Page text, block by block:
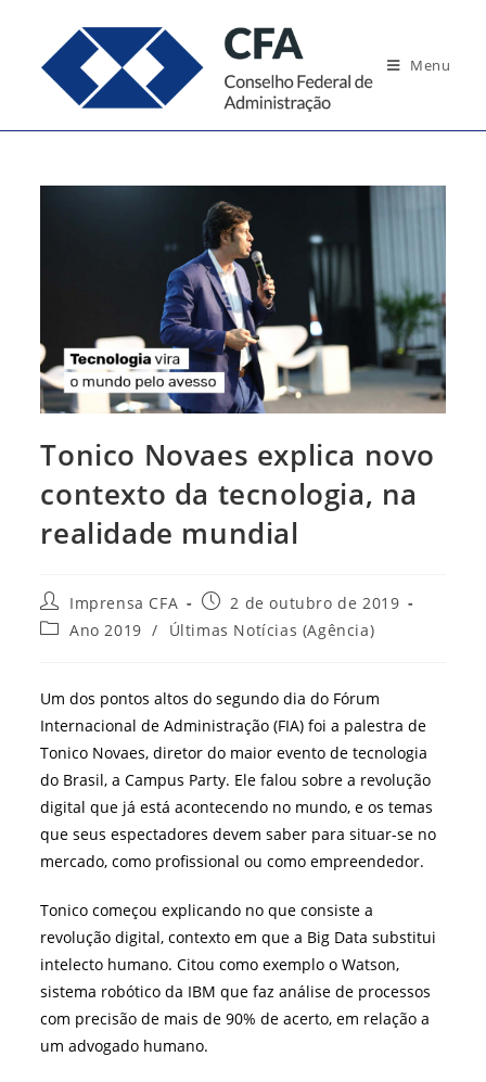
conteúdo
Menu
Tonico Novaes explica novo
contexto da tecnologia, na
realidade mundial
Autor
do
post:
Imprensa CFA
Post
publicado:
2 de outubro de 2019
Categoria
Ano 2019 / Últimas Notícias (Agência)
Um dos pontos altos do segundo dia do Fórum
Internacional de Administração (FIA) foi a palestra de
Tonico Novaes, diretor do maior evento de tecnologia
do Brasil, a Campus Party. Ele falou sobre a revolução
digital que já está acontecendo no mundo, e os temas
que seus espectadores devem saber para situar-se no
mercado, como profissional ou como empreendedor.
Tonico começou explicando no que consiste a
revolução digital, contexto em que a Big Data substitui
intelecto humano. Citou como exemplo o Watson,
sistema robótico da IBM que faz análise de processos
com precisão de mais de 90% de acerto, em relação a
um advogado humano.